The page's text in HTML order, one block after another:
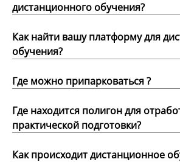
дистанционного обучения?
Как найти вашу платформу для
обучения?
Где можно припарковаться ?
Где находится полигон для
практической подготовки?
Как происходит дистанционное